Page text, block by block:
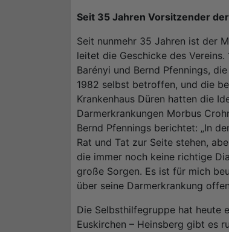
Seit 35 Jahren Vorsitzender
Seit nunmehr 35 Jahren ist der
leitet die Geschicke des
Barényi und Bernd Pfennings,
1982 selbst betroffen, und die
Krankenhaus Düren hatten die
Darmerkrankungen Morbus
Bernd Pfennings berichtet: „In
Rat und Tat zur Seite stehen,
die immer noch keine richtige
große Sorgen. Es ist für mich
über seine Darmerkrankung
Die Selbsthilfegruppe hat heute
Euskirchen – Heinsberg gibt es